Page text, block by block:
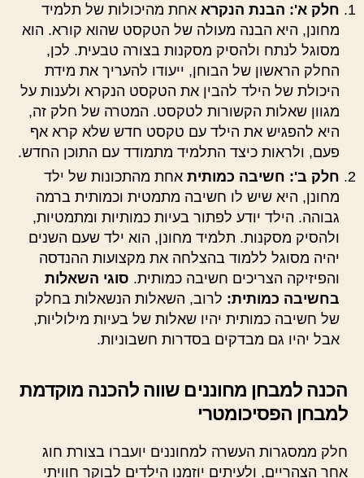
חלק א': הבנת הנקרא אחת מהיכולות של תלמיד
מחונן, היא הבנה מעולה של הטקסט שהוא קורא. הוא
מסוגל לנתח ולהסיק מסקנות בצורה טבעית. לכן,
החלק הראשון של הבוחן, ייעודו להעריך את מידת
היכולת של הילד להבין את הטקסט הנקרא ולענות על
מגוון שאלות הקשורות לטקסט. המטרה של חלק זה,
היא להפגיש את הילד עם טקסט חדש שלא קרא אף
פעם, ולראות כיצד התלמיד מתמודד עם התוכן החדש.
חלק ב': חשיבה כמותית אחת מהתכונות של ילד
מחונן, היא שיש לו חשיבה מתמטית וכמותית ברמה
גבוהה. הילד יודע לפתור בעיות כמותיות ומתמטיות,
ולהסיק מסקנות. תלמיד מחונן, הוא ילד שעם השנים
יהיה מסוגל ללמוד בהצלחה את מקצועות ההנדסה
והפיזיקה הצריכים חשיבה כמותית. סוגי השאלות
בחשיבה כמותית: לרוב, השאלות הנשאלות בחלק
של חשיבה כמותית יהיו שאלות של בעיות מילוליות,
אבל יהיו גם מבדקים בסדרות חשבוניות.
הכנה למבחן מחוננים שווה להכנה מוקדמת
למבחן הפסיכומטרי
חלק ממסגרות העשרה למחוננים יועברו בצורת חוג
אחר הצהריים, ולעיתים יוזמנו הילדים לבוקר חוויתי